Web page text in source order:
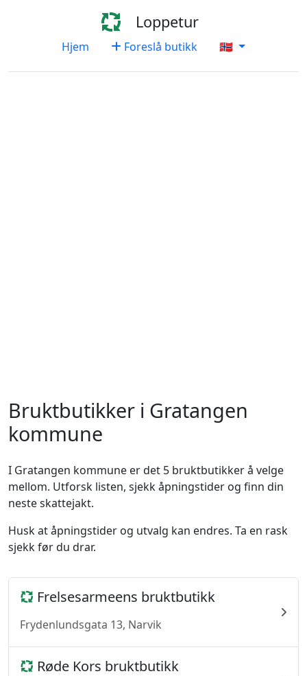
Loppetur
Hjem Foreslå butikk 🇳🇴
Bruktbutikker i Gratangen
kommune
I Gratangen kommune er det 5 bruktbutikker å velge
mellom. Utforsk listen, sjekk åpningstider og finn din
neste skattejakt.
Husk at åpningstider og utvalg kan endres. Ta en rask
sjekk før du drar.
Frelsesarmeens bruktbutikk
Frydenlundsgata 13, Narvik
Røde Kors bruktbutikk